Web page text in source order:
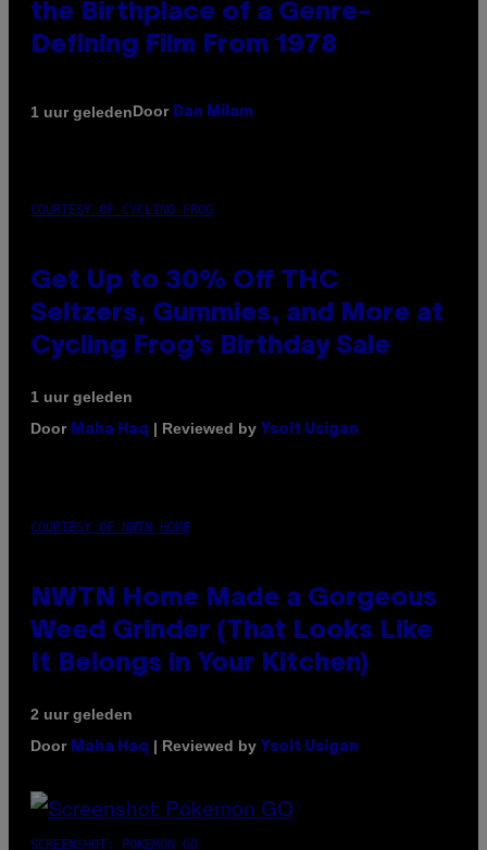
the Birthplace of a Genre-
Defining Film From 1978
1 uur geledenDoor Dan Milam
COURTESY OF CYCLING FROG
Get Up to 30% Off THC
Seltzers, Gummies, and More at
Cycling Frog’s Birthday Sale
1 uur geleden
Door Maha Haq | Reviewed by Ysolt Usigan
COURTESY OF NWTN HOME
NWTN Home Made a Gorgeous
Weed Grinder (That Looks Like
It Belongs in Your Kitchen)
2 uur geleden
Door Maha Haq | Reviewed by Ysolt Usigan
SCREENSHOT: POKEMON GO